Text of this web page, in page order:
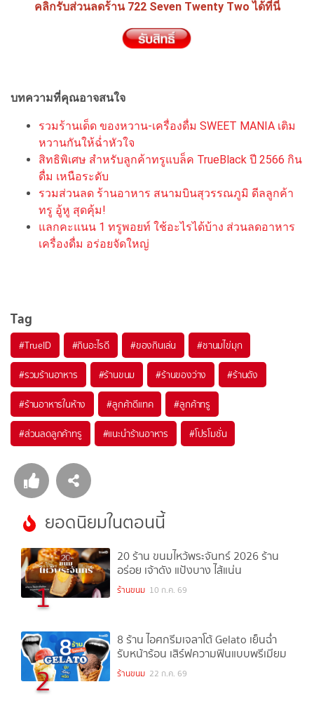
คลิกรับส่วนลดร้าน 722 Seven Twenty Two ได้ที่นี่
บทความที่คุณอาจสนใจ
รวมร้านเด็ด ของหวาน-เครื่องดื่ม SWEET MANIA เติม
หวานกันให้ฉ่ำหัวใจ
สิทธิพิเศษ สำหรับลูกค้าทรูแบล็ค TrueBlack ปี 2566 กิน
ดื่ม เหนือระดับ
รวมส่วนลด ร้านอาหาร สนามบินสุวรรณภูมิ ดีลลูกค้า
ทรู อู้หู สุดคุ้ม!
แลกคะแนน 1 ทรูพอยท์ ใช้อะไรได้บ้าง ส่วนลดอาหาร
เครื่องดื่ม อร่อยจัดใหญ่
Tag
#TrueID #กินอะไรดี #ของกินเล่น #ชานมไข่มุก
#รวมร้านอาหาร #ร้านขนม #ร้านของว่าง #ร้านดัง
#ร้านอาหารในห้าง #ลูกค้าดีแทค #ลูกค้าทรู
#ส่วนลดลูกค้าทรู #แนะนำร้านอาหาร #โปรโมชั่น
ยอดนิยมในตอนนี้
1
20 ร้าน ขนมไหว้พระจันทร์ 2026 ร้าน
อร่อย เจ้าดัง แป้งบาง ไส้แน่น
ร้านขนม 10 ก.ค. 69
2
8 ร้าน ไอศกรีมเจลาโต้ Gelato เย็นฉ่ำ
รับหน้าร้อน เสิร์ฟความฟินแบบพรีเมียม
ร้านขนม 22 ก.ค. 69